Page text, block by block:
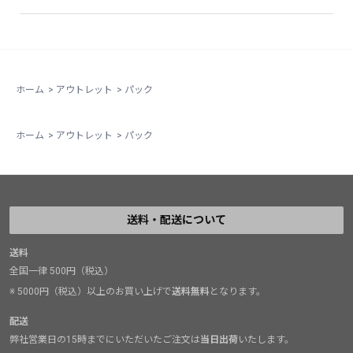
ホーム > アウトレット > パック
ホーム > アウトレット > パック
送料・配送について
送料
全国一律 500円（税込）
※ 5000円（税込）以上のお買い上げで送料無料となります。
配送
弊社営業日の15時までにいただいたご注文は当日出荷いたします。